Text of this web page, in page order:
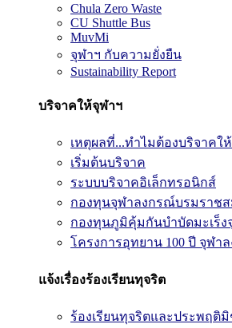
Chula Zero Waste
CU Shuttle Bus
MuvMi
จุฬาฯ กับความยั่งยืน
Sustainability Report
บริจาคให้จุฬาฯ
เหตุผลที่...ทำไมต้องบริจาคใ
เริ่มต้นบริจาค
ระบบบริจาคอิเล็กทรอนิกส์
กองทุนจุฬาลงกรณ์บรมราช
กองทุนภูมิคุ้มกันบำบัดมะเร็ง
โครงการอุทยาน 100 ปี จุฬา
แจ้งเรื่องร้องเรียนทุจริต
ร้องเรียนทุจริตและประพฤติ